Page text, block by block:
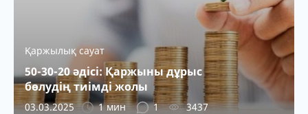
Қаржылық сауат
50-30-20 әдісі: Қаржыны дұрыс
бөлудің тиімді жолы
03.03.2025 1 мин 1 3437